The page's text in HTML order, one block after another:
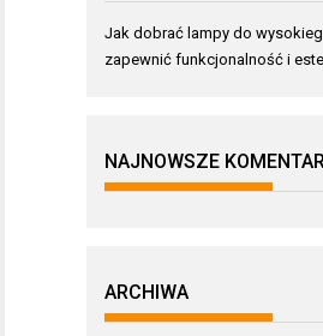
Jak dobrać lampy do
zapewnić funkcjonalność i
NAJNOWSZE
ARCHIWA